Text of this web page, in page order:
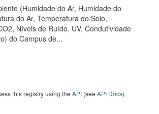
(Humidade do Ar, Humidade do
do Ar, Temperatura do Solo,
Níveis de Ruído, UV, Condutividade
do Campus de...
this registry using the API (see API Docs).